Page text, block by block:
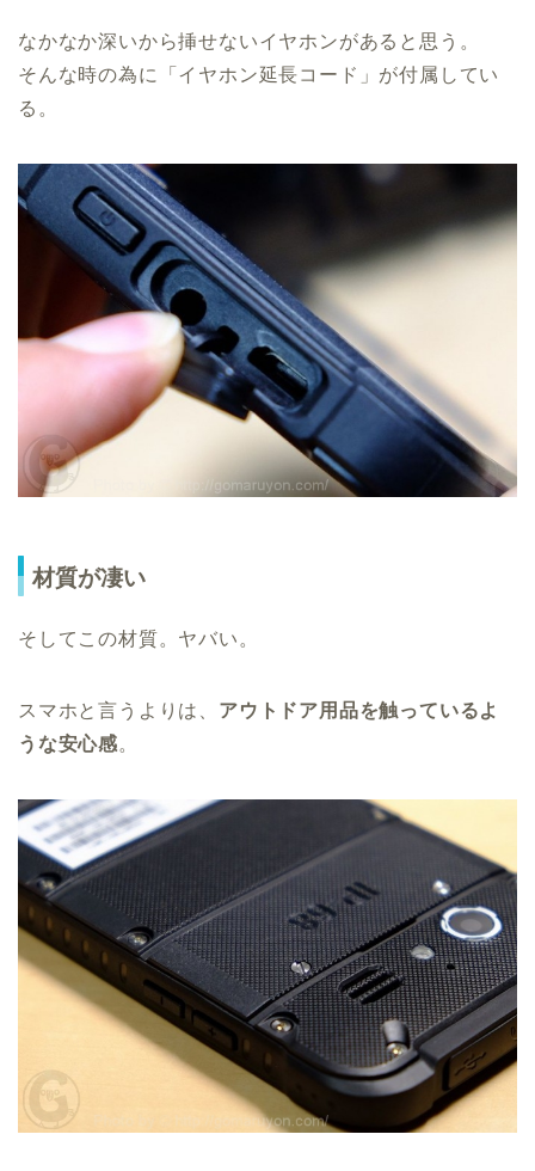
なかなか深いから挿せないイヤホンがあると思う。
そんな時の為に「イヤホン延長コード」が付属してい
る。
材質が凄い
そしてこの材質。ヤバい。
スマホと言うよりは、 アウトドア用品を触っているよ
うな安心感。